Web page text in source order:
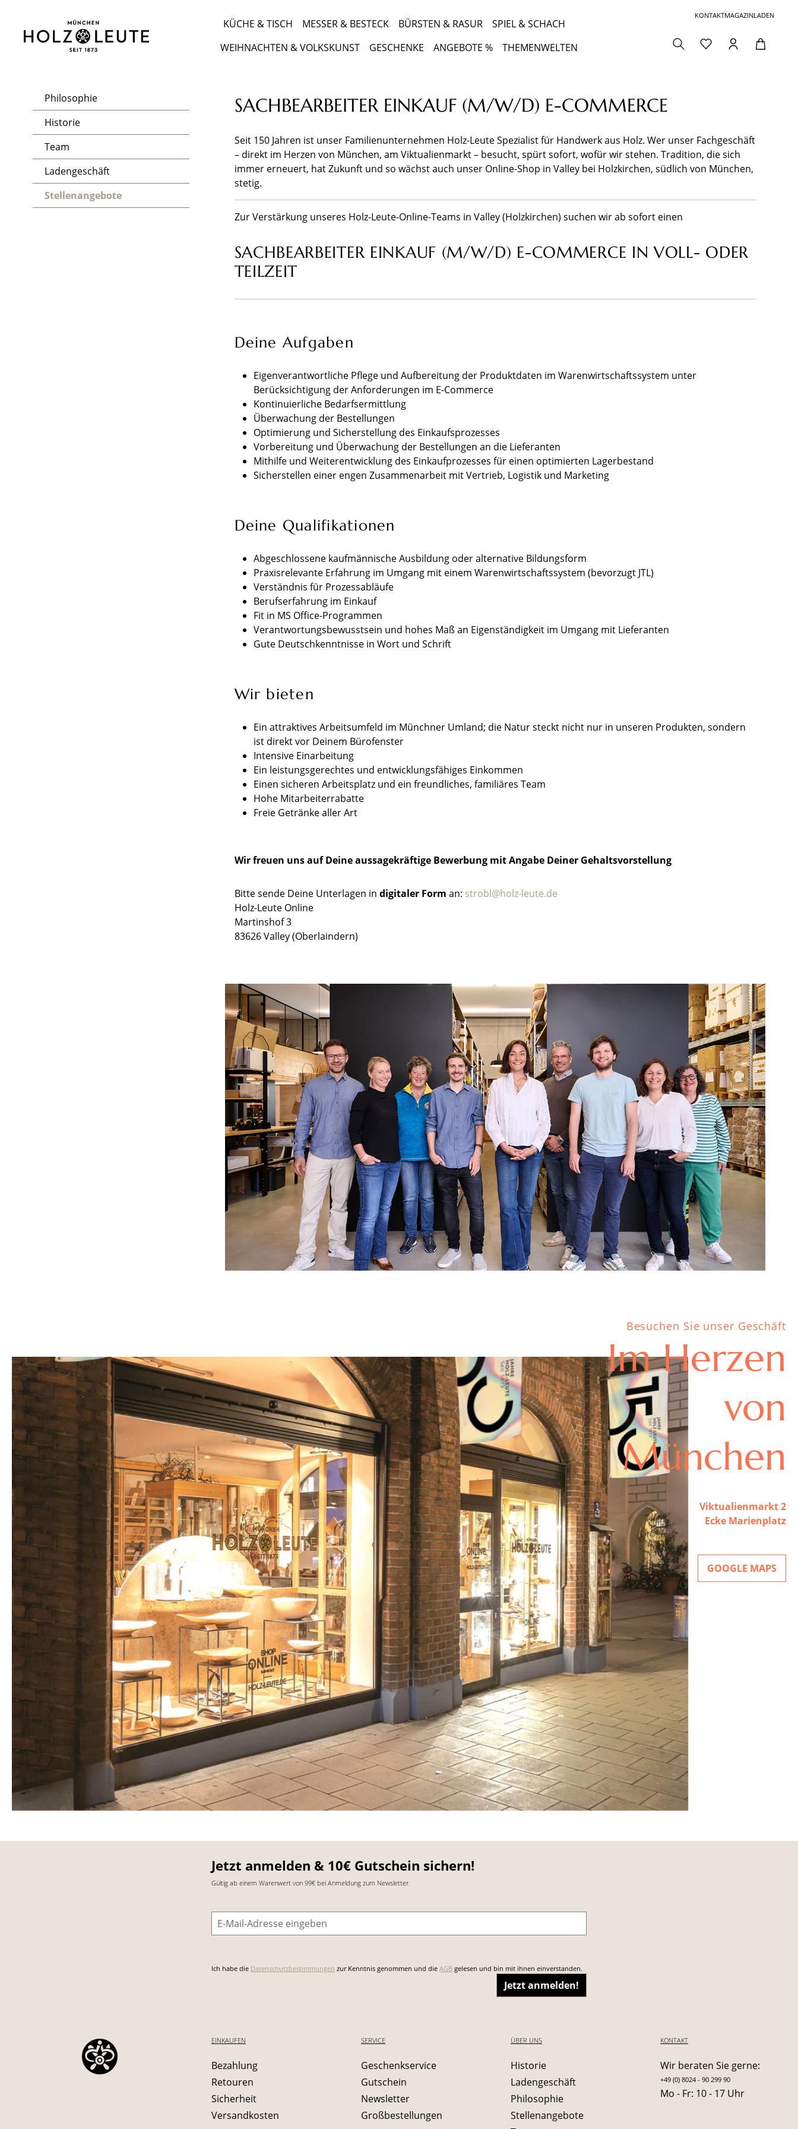
KONTAKTMAGAZINLADEN
KÜCHE & TISCH MESSER & BESTECK BÜRSTEN & RASUR
SPIEL & SCHACH
WEIHNACHTEN & VOLKSKUNST
GESCHENKE ANGEBOTE % THEMENWELTEN
Philosophie
Historie
Team
Ladengeschäft
Stellenangebote
SACHBEARBEITER EINKAUF (M/W/D) E-COMMERCE
Seit 150 Jahren ist unser Familienunternehmen Holz-Leute Spezialist für Handwerk aus Holz. Wer unser Fachgeschäft
– direkt im Herzen von München, am Viktualienmarkt – besucht, spürt sofort, wofür wir stehen. Tradition, die sich
immer erneuert, hat Zukunft und so wächst auch unser Online-Shop in Valley bei Holzkirchen, südlich von München,
stetig.
Zur Verstärkung unseres Holz-Leute-Online-Teams in Valley (Holzkirchen) suchen wir ab sofort einen
SACHBEARBEITER EINKAUF (M/W/D) E-COMMERCE IN VOLL- ODER
TEILZEIT
Deine Aufgaben
Eigenverantwortliche Pflege und Aufbereitung der Produktdaten im Warenwirtschaftssystem unter
Berücksichtigung der Anforderungen im E-Commerce
Kontinuierliche Bedarfsermittlung
Überwachung der Bestellungen
Optimierung und Sicherstellung des Einkaufsprozesses
Vorbereitung und Überwachung der Bestellungen an die Lieferanten
Mithilfe und Weiterentwicklung des Einkaufprozesses für einen optimierten Lagerbestand
Sicherstellen einer engen Zusammenarbeit mit Vertrieb, Logistik und Marketing
Deine Qualifikationen
Abgeschlossene kaufmännische Ausbildung oder alternative Bildungsform
Praxisrelevante Erfahrung im Umgang mit einem Warenwirtschaftssystem (bevorzugt JTL)
Verständnis für Prozessabläufe
Berufserfahrung im Einkauf
Fit in MS Office-Programmen
Verantwortungsbewusstsein und hohes Maß an Eigenständigkeit im Umgang mit Lieferanten
Gute Deutschkenntnisse in Wort und Schrift
Wir bieten
Ein attraktives Arbeitsumfeld im Münchner Umland; die Natur steckt nicht nur in unseren Produkten, sondern
ist direkt vor Deinem Bürofenster
Intensive Einarbeitung
Ein leistungsgerechtes und entwicklungsfähiges Einkommen
Einen sicheren Arbeitsplatz und ein freundliches, familiäres Team
Hohe Mitarbeiterrabatte
Freie Getränke aller Art
Wir freuen uns auf Deine aussagekräftige Bewerbung mit Angabe Deiner Gehaltsvorstellung
Bitte sende Deine Unterlagen in digitaler Form an: strobl@holz-leute.de
Holz-Leute Online
Martinshof 3
83626 Valley (Oberlaindern)
Besuchen Sie unser Geschäft
Im Herzen
von
München
Viktualienmarkt 2
Ecke Marienplatz
GOOGLE MAPS
Jetzt anmelden & 10€ Gutschein sichern!
Gültig ab einem Warenwert von 99€ bei Anmeldung zum Newsletter.
E-Mail-Adresse
Ich habe die Datenschutzbestimmungen zur Kenntnis genommen und die AGB gelesen und bin mit ihnen einverstanden.
Jetzt anmelden!
EINKAUFEN
Bezahlung
Retouren
Sicherheit
Versandkosten
SERVICE
Geschenkservice
Gutschein
Newsletter
Großbestellungen
ÜBER UNS
Historie
Ladengeschäft
Philosophie
Stellenangebote
KONTAKT
Wir beraten Sie gerne:
+49 (0) 8024 - 90 299 90
Mo - Fr: 10 - 17 Uhr